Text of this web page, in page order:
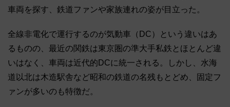
車両を探す、鉄道ファンや家族連れの姿が目立った。
全線非電化で運行するのが気動車（DC）という違いはあ
るものの、最近の関鉄は東京圏の準大手私鉄とほとんど違
いはなく、車両は近代的DCに統一される。しかし、水海
道以北は木造駅舎など昭和の鉄道の名残もとどめ、固定フ
ァンが多いのも特徴だ。